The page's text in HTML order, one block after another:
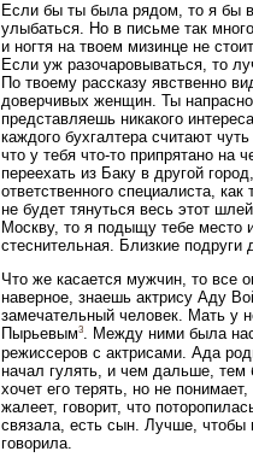
Если бы ты была рядом, то я бы
улыбаться. Но в письме так
и ногтя на твоем мизинце не
Если уж разочаровываться, то
По твоему рассказу явственно
доверчивых женщин. Ты напрасно
представляешь никакого
каждого бухгалтера считают
что у тебя что-то припрятано
переехать из Баку в другой
ответственного специалиста,
не будет тянуться весь этот
Москву, то я подыщу тебе место
стеснительная. Близкие подруги
Что же касается мужчин, то все
наверное, знаешь актрису Аду
замечательный человек. Мать у
Пырьевым3. Между ними была
режиссеров с актрисами. Ада
начал гулять, и чем дальше,
хочет его терять, но не
жалеет, говорит, что
связала, есть сын. Лучше, чтобы
говорила.